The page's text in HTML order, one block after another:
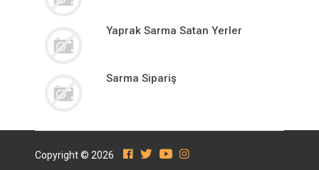
Yaprak Sarma Satan Yerler
Sarma Sipariş
Copyright © 2026